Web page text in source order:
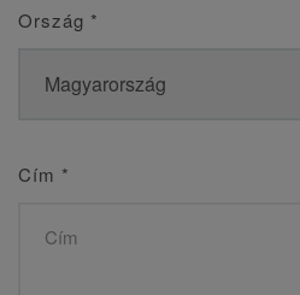
Ország *
Cím *